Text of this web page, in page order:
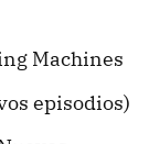
Machines
episodios)